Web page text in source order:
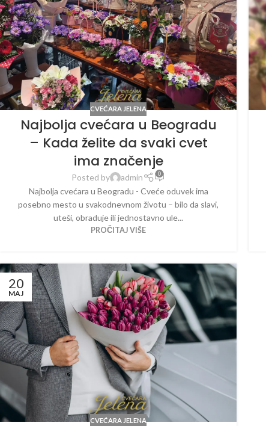
CVEĆARA JELENA
Najbolja cvećara u Beogradu
– Kada želite da svaki cvet
ima značenje
Posted by admin 0
Najbolja cvećara u Beogradu - Cveće oduvek ima
posebno mesto u svakodnevnom životu – bilo da slavi,
uteši, obraduje ili jednostavno ule...
PROČITAJ VIŠE
20
MAJ
CVEĆARA JELENA